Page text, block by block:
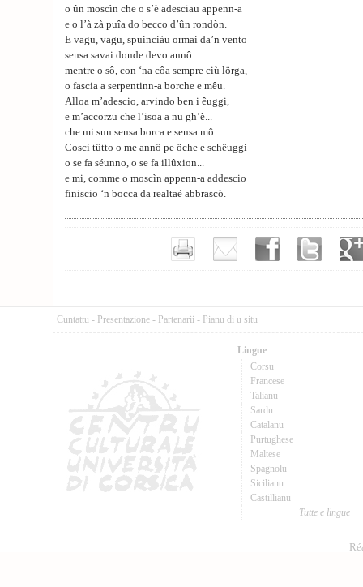
o ûn moscìn che o s’è adesciau appenn-a
e o l’à zà puîa do becco d’ûn rondòn.
E vagu, vagu, spuinciàu ormai da’n vento
sensa savai donde devo annô
mentre o sô, con ‘na côa sempre ciù lörga,
o fascia a serpentinn-a borche e mêu.
Alloa m’adescio, arvindo ben i êuggi,
e m’accorzu che l’isoa a nu gh’è...
che mi sun sensa borca e sensa mô.
Cosci tûtto o me annô pe öche e schêuggi
o se fa séunno, o se fa illûxion...
e mi, comme o moscìn appenn-a addescio
finiscio ‘n bocca da realtaé abbrascò.
Cuntattu - Presentazione - Partenarii - Pianu di u situ
Lingue
Corsu
Francese
Talianu
Sardu
Catalanu
Purtughese
Maltese
Spagnolu
Sicilianu
Castillianu
Tutte e lingue